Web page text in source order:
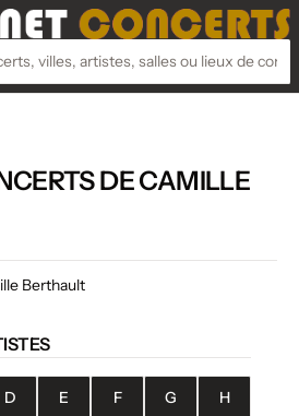
DE CAMILLE
Berthault
D E F G H